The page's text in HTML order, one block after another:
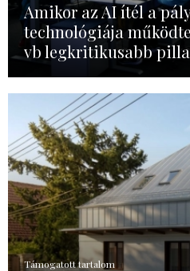
Amikor az AI ítél a
technológiája
vb legkritikusabb
Támogatott tartalom